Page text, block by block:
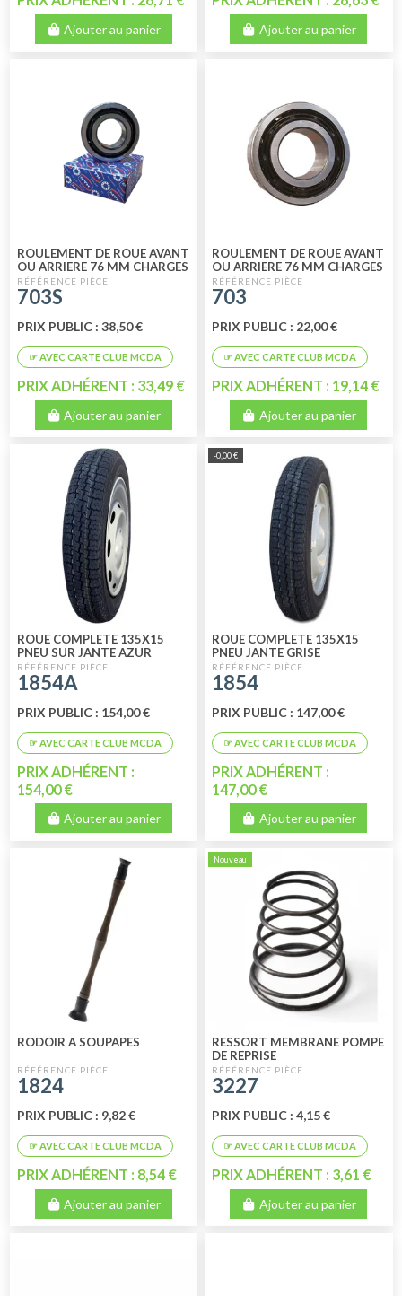
Ajouter au panier Ajouter au panier
ROULEMENT DE ROUE AVANT
OU ARRIERE 76 MM CHARGES
LOURDES MTK
703S
PRIX PUBLIC : 38,50 €
PRIX ADHÉRENT : 33,49 €
Ajouter au panier
ROULEMENT DE ROUE AVANT
OU ARRIERE 76 MM CHARGES
LOURDES MARQUE EBF
703
PRIX PUBLIC : 22,00 €
PRIX ADHÉRENT : 19,14 €
Ajouter au panier
ROUE COMPLETE 135X15
PNEU SUR JANTE AZUR
1854A
PRIX PUBLIC : 154,00 €
PRIX ADHÉRENT :
154,00 €
Ajouter au panier
-0,00 €
ROUE COMPLETE 135X15
PNEU JANTE GRISE
1854
PRIX PUBLIC : 147,00 €
PRIX ADHÉRENT :
147,00 €
Ajouter au panier
RODOIR A SOUPAPES
1824
PRIX PUBLIC : 9,82 €
PRIX ADHÉRENT : 8,54 €
Ajouter au panier
Nouveau
RESSORT MEMBRANE POMPE
DE REPRISE
3227
PRIX PUBLIC : 4,15 €
PRIX ADHÉRENT : 3,61 €
Ajouter au panier